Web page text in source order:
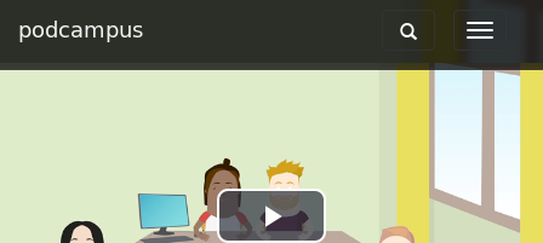
podcampus
Toggle
Toggle
navigation